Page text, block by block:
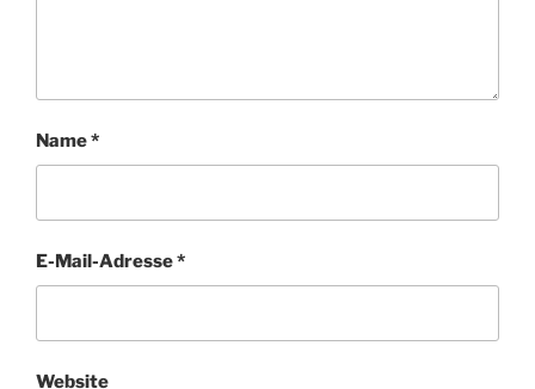
Name*
E-Mail-Adresse*
Website